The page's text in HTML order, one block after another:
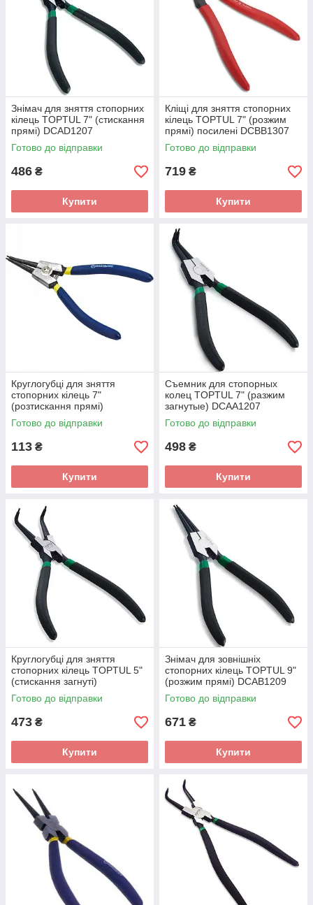
Знімач для зняття стопорних
кілець TOPTUL 7" (стискання
прямі) DCAD1207
Готово до відправки
486 ₴
Купити
Кліщі для зняття стопорних
кілець TOPTUL 7" (розжим
прямі) посилені DCBB1307
Готово до відправки
719 ₴
Купити
Круглогубці для зняття
стопорних кілець 7"
(розтискання прямі)
СТАНДАРТ CPES0107
Готово до відправки
113 ₴
Купити
Съемник для стопорных
колец TOPTUL 7" (разжим
загнутые) DCAA1207
Готово до відправки
498 ₴
Купити
Круглогубці для зняття
стопорних кілець TOPTUL 5"
(стискання загнуті)
DCAC1205
Готово до відправки
473 ₴
Купити
Знімач для зовнішніх
стопорних кілець TOPTUL 9"
(розжим прямі) DCAB1209
Готово до відправки
671 ₴
Купити